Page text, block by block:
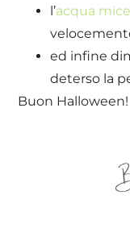
l’acqua
ed infine
deterso la
Buon Halloween!